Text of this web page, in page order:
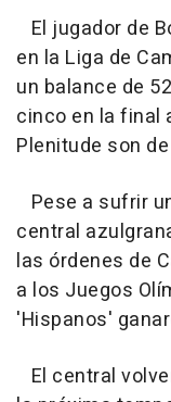
El jugador de
en la Liga de
un balance de
cinco en la final
Plenitude son
Pese a sufrir
central
las órdenes de
a los Juegos
'Hispanos'
El central